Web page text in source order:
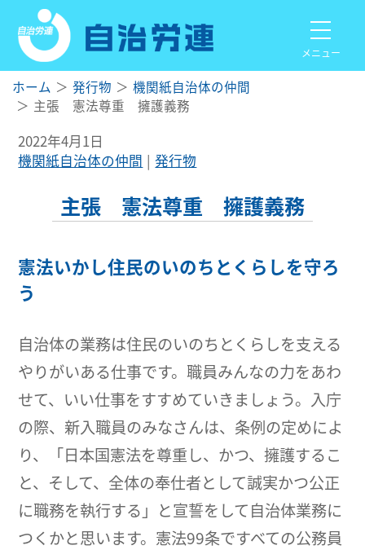
メニュー
ホーム 発行物
機関紙自治体の仲間
主張 憲法尊重 擁護義務
2022年4月1日
機関紙自治体の仲間
発行物
主張 憲法尊重 擁護義務
憲法いかし住民のいのちとくらしを守ろ
う
自治体の業務は住民のいのちとくらしを支える
やりがいある仕事です。職員みんなの力をあわ
せて、いい仕事をすすめていきましょう。入庁
の際、新入職員のみなさんは、条例の定めによ
り、「日本国憲法を尊重し、かつ、擁護するこ
と、そして、全体の奉仕者として誠実かつ公正
に職務を執行する」と宣誓をして自治体業務に
つくかと思います。憲法99条ですべての公務員